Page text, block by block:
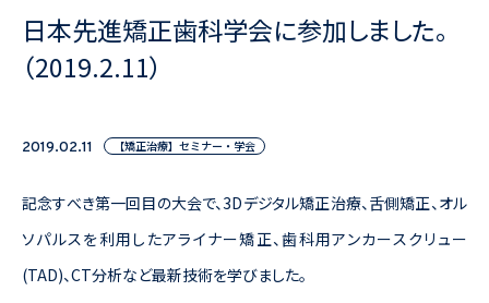
日本先進矯正歯科学会に参加しました。
（2019.2.11）
2019.02.11 【矯正治療】セミナー・学会
記念すべき第一回目の大会で、3Dデジタル矯正治療、舌側矯正、オル
ソパルスを利用したアライナー矯正、歯科用アンカースクリュー
(TAD)、CT分析など最新技術を学びました。